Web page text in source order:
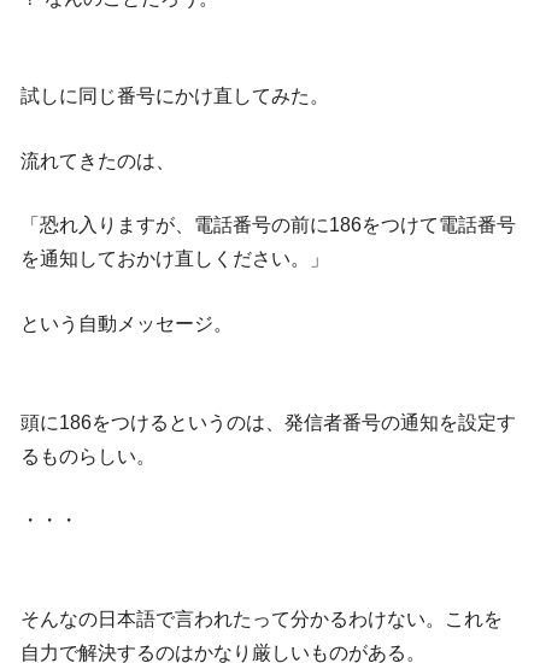
試しに同じ番号にかけ直してみた。
流れてきたのは、
「恐れ入りますが、電話番号の前に186をつけて電話番号
を通知しておかけ直しください。」
という自動メッセージ。
頭に186をつけるというのは、発信者番号の通知を設定す
るものらしい。
・・・
そんなの日本語で言われたって分かるわけない。これを
自力で解決するのはかなり厳しいものがある。